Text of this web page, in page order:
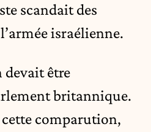
scandait des
israélienne.
être
britannique.
comparution,